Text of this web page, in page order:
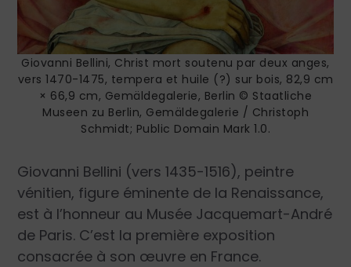
Giovanni Bellini, Christ mort soutenu par deux anges,
vers 1470-1475, tempera et huile (?) sur bois, 82,9 cm
× 66,9 cm, Gemäldegalerie, Berlin © Staatliche
Museen zu Berlin, Gemäldegalerie / Christoph
Schmidt; Public Domain Mark 1.0.
Giovanni Bellini (vers 1435-1516), peintre
vénitien, figure éminente de la Renaissance,
est à l’honneur au Musée Jacquemart-André
de Paris. C’est la première exposition
consacrée à son œuvre en France.